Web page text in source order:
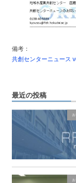
備考：
共創センターニュース
最近の投稿
お
お